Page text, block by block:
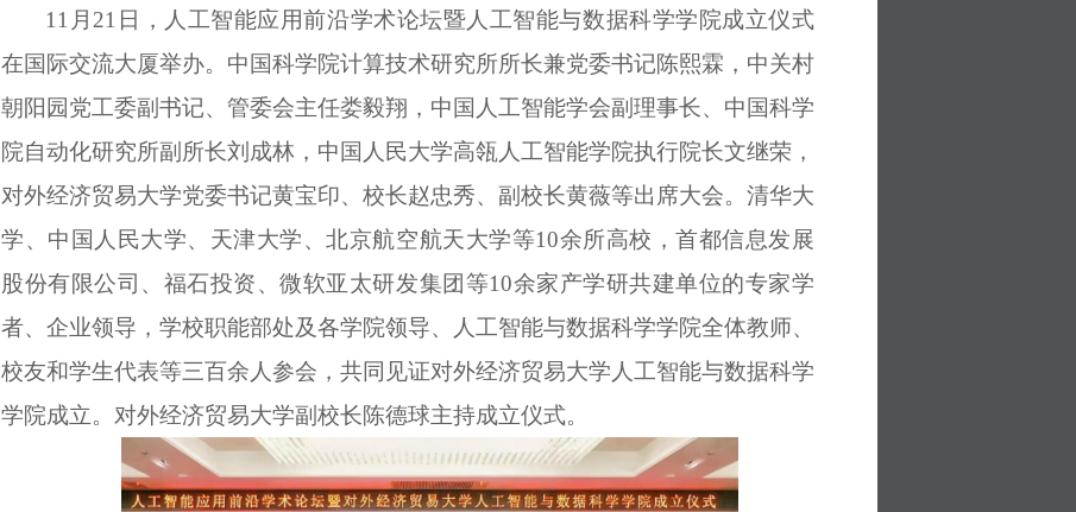
11月21日， 人工智能应用前沿学术论坛暨人工智能与数据科学学院成立仪式
在国际交流大厦举办。中国科学院计算技术研究所所长兼党委书记陈熙霖，中关村
朝阳园党工委副书记、管委会主任娄毅翔，中国人工智能学会副理事长、中国科学
院自动化研究所副所长刘成林，中国人民大学高瓴人工智能学院执行院长文继荣，
对外经济贸易大学党委书记黄宝印、校长赵忠秀、副校长黄薇等出席大会。清华大
学、中国人民大学、天津大学、北京航空航天大学等10余所高校，首都信息发展
股份有限公司、福石投资、微软亚太研发集团等10余家产学研共建单位的专家学
者、企业领导，学校职能部处及各学院领导、人工智能与数据科学学院全体教师、
校友和学生代表等三百余人参会，共同见证对外经济贸易大学人工智能与数据科学
学院成立。对外经济贸易大学副校长陈德球主持成立仪式。